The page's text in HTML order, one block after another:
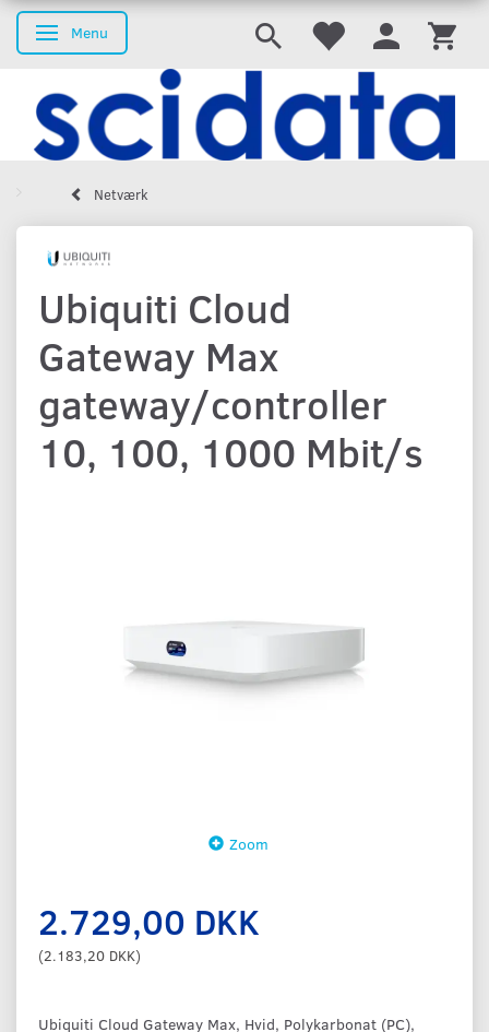
Skifte navigation
Menu
Netværk
Ubiquiti Cloud
Gateway Max
gateway/controller
10, 100, 1000 Mbit/s
Zoom
2.729,00 DKK
(2.183,20 DKK)
Ubiquiti Cloud Gateway Max, Hvid, Polykarbonat (PC),